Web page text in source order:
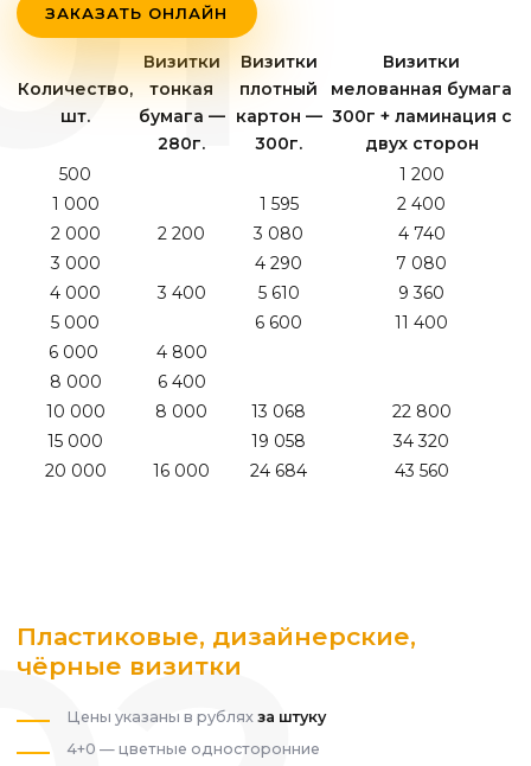
ЗАКАЗАТЬ ОНЛАЙН
Количество,
шт.
Визитки
тонкая
бумага —
280г.
Визитки
плотный
картон —
300г.
Визитки
мелованная бумага
300г + ламинация с
двух сторон
500
1 200
1 000
1 595
2 400
2 000
2 200 3 080
4 740
3 000
4 290
7 080
4 000
3 400 5 610
9 360
5 000
6 600
11 400
6 000
4 800
8 000
6 400
10 000
8 000 13 068
22 800
15 000
19 058
34 320
20 000
16 000 24 684 43 560
Пластиковые, дизайнерские,
чёрные визитки
Цены указаны в рублях за штуку
4+0 — цветные односторонние